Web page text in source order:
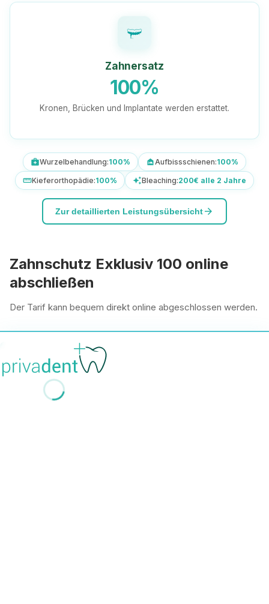
Zahnersatz
100%
Kronen, Brücken und Implantate werden erstattet.
medical_servicesWurzelbehandlung:100% night_shelterAufbissschienen:100%
straightenKieferorthopädie:100% auto_awesomeBleaching:200€ alle 2 Jahre
Zur detaillierten Leistungsübersichtarrow_forward
Zahnschutz Exklusiv 100 online
abschließen
Der Tarif kann bequem direkt online abgeschlossen werden.